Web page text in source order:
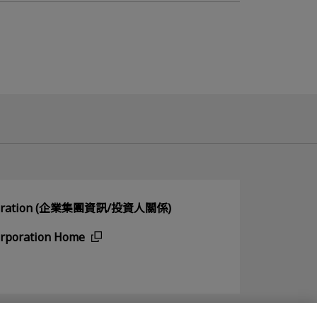
(企業集團資訊/投資人關係)
Home